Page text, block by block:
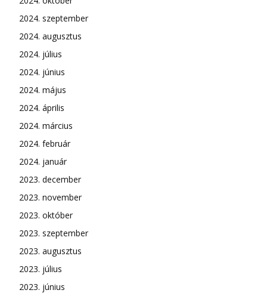
2024. szeptember
2024. augusztus
2024. július
2024. június
2024. május
2024. április
2024. március
2024. február
2024. január
2023. december
2023. november
2023. október
2023. szeptember
2023. augusztus
2023. július
2023. június